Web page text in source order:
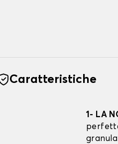
Caratteristiche
1- LA